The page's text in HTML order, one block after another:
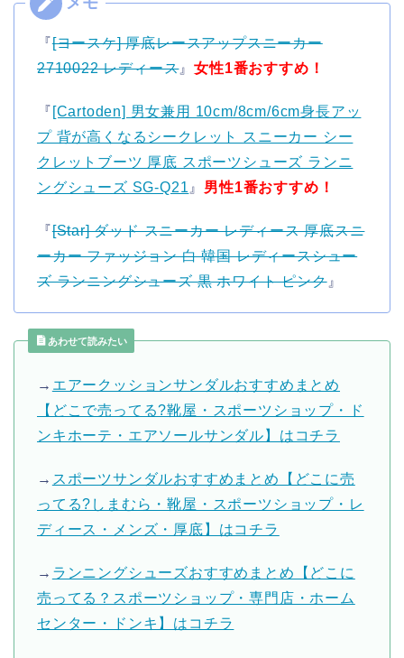
『[ヨースケ] 厚底レースアップスニーカー
2710022 レディース』女性1番おすすめ！
『 [Cartoden] 男女兼用 10cm/8cm/6cm身長アッ
プ 背が高くなるシークレット スニーカー シー
クレットブーツ 厚底 スポーツシューズ ランニ
ングシューズ SG-Q21 』 男性1番おすすめ！
『[Star] ダッド スニーカー レディース 厚底スニ
ーカー ファッジョン 白 韓国 レディースシュー
ズ ランニングシューズ 黒 ホワイト ピンク』
あわせて読みたい
→ エアークッションサンダルおすすめまとめ
【どこで売ってる?靴屋・スポーツショップ・ド
ンキホーテ・エアソールサンダル】はコチラ
→ スポーツサンダルおすすめまとめ【どこに売
ってる?しまむら・靴屋・スポーツショップ・レ
ディース・メンズ・厚底】はコチラ
→ ランニングシューズおすすめまとめ【どこに
売ってる？スポーツショップ・専門店・ホーム
センター・ドンキ】はコチラ